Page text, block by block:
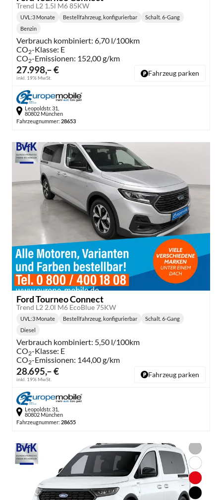
Trend L2 1.5l M6 85KW
27.998,– €
inkl. 19% MwSt.
UVL :3 Monate Bestellfahrzeug, konfigurierbar
Getriebe:
Schalt. 6-Gang
Benzin
Verbrauch kombiniert: 6,70 l/100km
CO2-Klasse: E
CO2-Emissionen: 152,00 g/km
Fahrzeug parken
Leopoldstr. 31,
80802 München
Fahrzeugnummer: 28653
Ford Tourneo Connect
Trend L2 2.0l M6 EcoBlue 75KW
28.695,– €
inkl. 19% MwSt.
Lieferzeit:
UVL :3 Monate Bestellfahrzeug, konfigurierbar
Getriebe:
Schalt. 6-Gang
Kraftstoff:
Diesel
Verbrauch kombiniert: 5,50 l/100km
CO2-Klasse: E
CO2-Emissionen: 144,00 g/km
Fahrzeug parken
Leopoldstr. 31,
80802 München
Fahrzeugnummer: 28655